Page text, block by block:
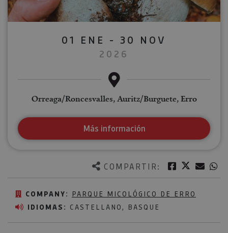
COMPARTIR: Facebook
Twitter
COMPANY: PARQUE MICOLÓGICO DE ERRO
IDIOMAS: CASTELLANO, BASQUE
01 ENE - 30 NOV
2026
Orreaga/Roncesvalles, Auritz/Burguete, Erro
Más información